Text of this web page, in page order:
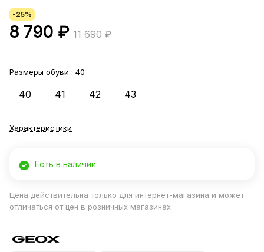
-25%
8 790 ₽ 11 690 ₽
Размеры обуви : 40
40 41 42 43
Характеристики
Есть в наличии
Цена действительна только для интернет-магазина и может
отличаться от цен в розничных магазинах